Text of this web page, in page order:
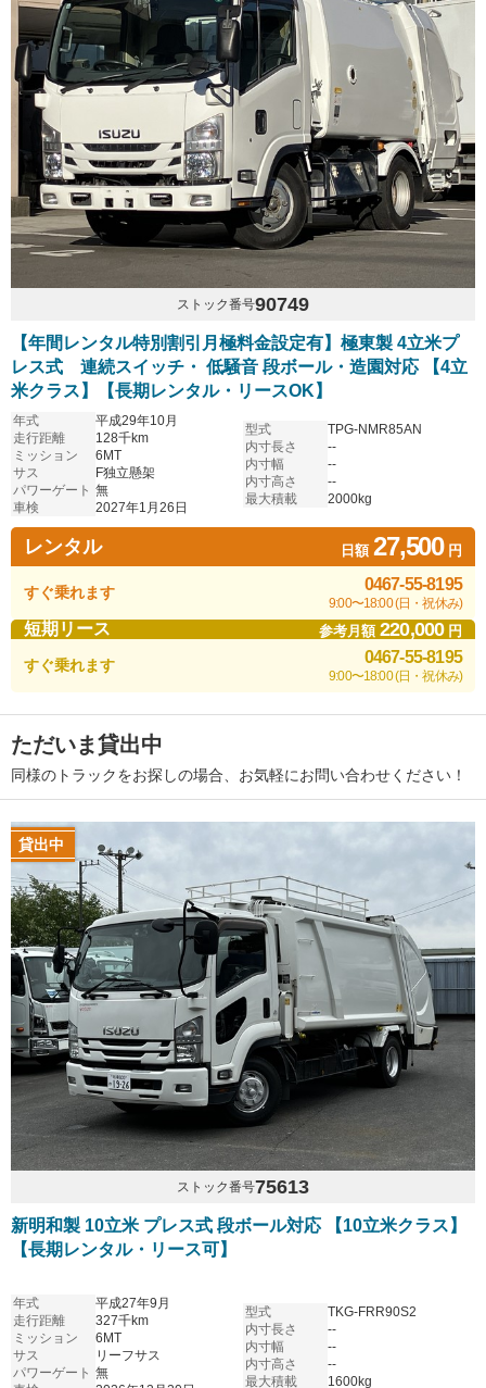
ストック番号90749
【年間レンタル特別割引月極料金設定有】極東製 4立米プ
レス式 連続スイッチ・ 低騒音 段ボール・造園対応 【4立
米クラス】【長期レンタル・リースOK】
年式
平成29年10月
走行距離
128千km
ミッション
6MT
サス
F独立懸架
パワーゲート 無
車検
2027年1月26日
型式
TPG-NMR85AN
内寸長さ
--
内寸幅
--
内寸高さ
--
最大積載
2000kg
レンタル 日額27,500円
すぐ乗れます 0467-55-8195
9:00〜18:00 (日・祝休み)
短期リース 参考月額220,000円
すぐ乗れます 0467-55-8195
9:00〜18:00 (日・祝休み)
ただいま貸出中
同様のトラックをお探しの場合、お気軽にお問い合わせください！
貸出中
ストック番号75613
新明和製 10立米 プレス式 段ボール対応 【10立米クラス】
【長期レンタル・リース可】
年式
平成27年9月
走行距離
327千km
ミッション
6MT
サス
リーフサス
パワーゲート 無
型式
TKG-FRR90S2
内寸長さ
--
内寸幅
--
内寸高さ
--
最大積載
1600kg